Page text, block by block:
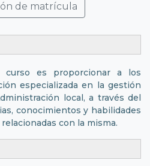
de matrícula
curso es proporcionar a los
especializada en la gestión
local, a través del
conocimientos y habilidades
con la misma.